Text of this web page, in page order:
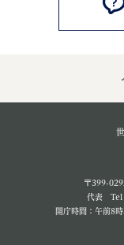
〒399-
代表 Tel
開庁時間：午前8